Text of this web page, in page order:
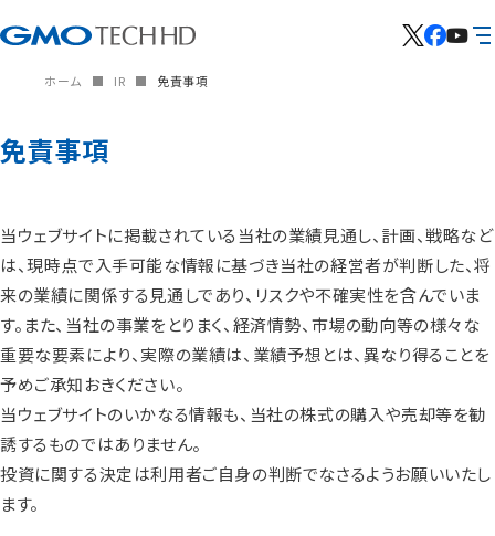
ホーム IR 免責事項
免責事項
当ウェブサイトに掲載されている当社の業績見通し、計画、戦略など
は、現時点で入手可能な情報に基づき当社の経営者が判断した、将
来の業績に関係する見通しであり、リスクや不確実性を含んでいま
す。また、当社の事業をとりまく、経済情勢、市場の動向等の様々な
重要な要素により、実際の業績は、業績予想とは、異なり得ることを
予めご承知おきください。
当ウェブサイトのいかなる情報も、当社の株式の購入や売却等を勧
誘するものではありません。
投資に関する決定は利用者ご自身の判断でなさるようお願いいたし
ます。